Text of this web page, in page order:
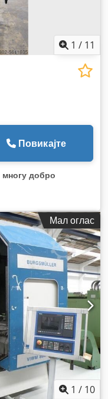
1 / 11
Повикајте
многу добро
Мал оглас
1 / 10